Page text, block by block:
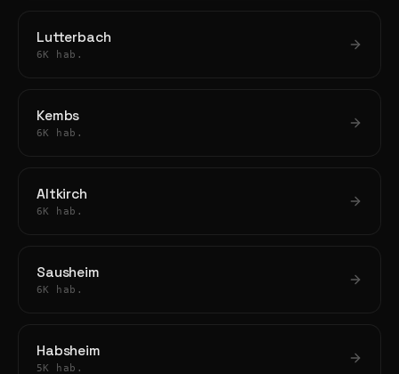
Lutterbach
6K hab.
Kembs
6K hab.
Altkirch
6K hab.
Sausheim
6K hab.
Habsheim
5K hab.